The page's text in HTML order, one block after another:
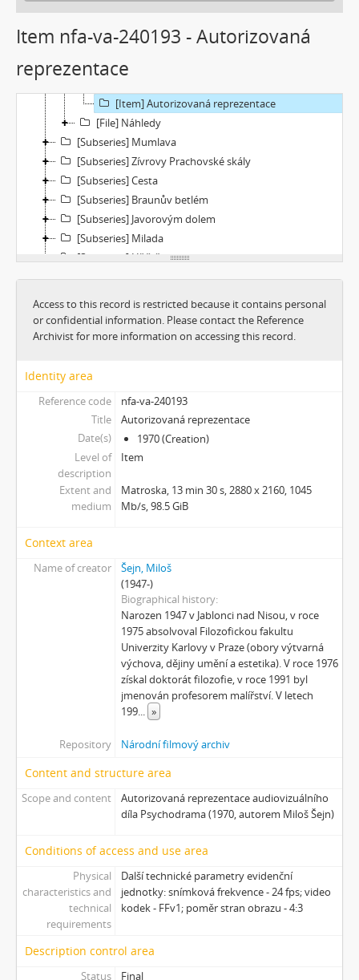
Item nfa-va-240193 - Autorizovaná
reprezentace
[Subseries] Samizdat
[Subseries] Psychodrama
[File] Dokumentace
[Item] Autorizovaná reprezentace
[File] Náhledy
[Subseries] Mumlava
[Subseries] Zívrovy Prachovské skály
[Subseries] Cesta
[Subseries] Braunův betlém
[Subseries] Javorovým dolem
[Subseries] Milada
[Subseries] Hřiště
[Subseries] Image Maker
[Subseries] 28 stotín Synagógy
[Subseries] Z lásky
[Subseries] Otevřeno zavřeno otevřeno zavřeno...
[Subseries] Země, světlo, vzduch
[Subseries] Painting
[Subseries] Malování do vzduchu
[Subseries] Slovo
[Subseries] Virtuální opona
[Subseries] Yes No Yes
[Subseries] Zrcadlo času
[Subseries] Píseň hlemýžďů jdoucích na pohřeb
[Subseries] Abstraktní animace ze 60. let
[Subseries] Barvy
[Subseries] Flare up
[Subseries] Pinup
[Subseries] The Time
[Subseries] Čas zkoušky
[Subseries] Musica Picta – Chvíle něhy
[Subseries] Musica Picta – Hodina slavnosti
[Subseries] Musica Picta – Čas smutku
[Subseries] Velká dětská symfonie
[Subseries] Musica Picta – Čas tance
[Subseries] Musica Picta – Čas veselosti
[Subseries] Jednou ráno
[Subseries] Magnety
[Subseries] Wet Video
[Subseries] Muránská Zdychava
[Subseries] Meditace
[Subseries] O velikosti významu
Access to this record is restricted because it contains personal
or confidential information. Please contact the Reference
Archivist for more information on accessing this record.
Identity area
Reference code
nfa-va-240193
Title
Autorizovaná reprezentace
Date(s)
1970 (Creation)
Level of
description
Item
Extent and
medium
Matroska, 13 min 30 s, 2880 x 2160, 1045
Mb/s, 98.5 GiB
Context area
Name of creator
Šejn, Miloš
(1947-)
Biographical history
Narozen 1947 v Jablonci nad Nisou, v roce
1975 absolvoval Filozofickou fakultu
Univerzity Karlovy v Praze (obory výtvarná
výchova, dějiny umění a estetika). V roce 1976
získal doktorát filozofie, v roce 1991 byl
jmenován profesorem malířství. V letech
199... »
Repository Národní filmový archiv
Content and structure area
Scope and content
Autorizovaná reprezentace audiovizuálního
díla Psychodrama (1970, autorem Miloš Šejn)
Conditions of access and use area
Physical
characteristics and
technical
requirements
Další technické parametry evidenční
jednotky: snímková frekvence - 24 fps; video
kodek - FFv1; poměr stran obrazu - 4:3
Description control area
Status
Final